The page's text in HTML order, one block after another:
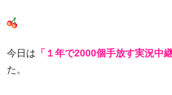
今日は 「１年で2000個手放す実況中
た。